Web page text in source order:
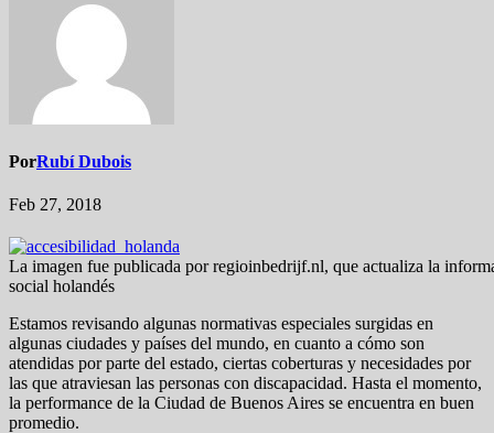
PorRubí Dubois
Feb 27, 2018
La imagen fue publicada por regioinbedrijf.nl, que actualiza la
social holandés
Estamos revisando algunas normativas especiales surgidas en
algunas ciudades y países del mundo, en cuanto a cómo son
atendidas por parte del estado, ciertas coberturas y necesidades por
las que atraviesan las personas con discapacidad. Hasta el momento,
la performance de la Ciudad de Buenos Aires se encuentra en buen
promedio.